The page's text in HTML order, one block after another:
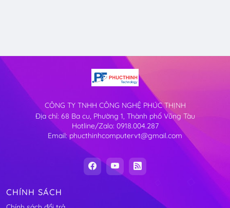
CÔNG TY TNHH CÔNG NGHỆ PHÚC THỊNH
Địa chỉ: 68 Ba cu, Phường 1, Thành phố Vũng Tàu
Hotline/Zalo: 0918.004.287
Email: phucthinhcomputervt@gmail.com
CHÍNH SÁCH